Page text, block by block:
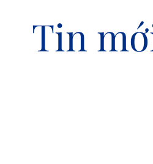
Tin